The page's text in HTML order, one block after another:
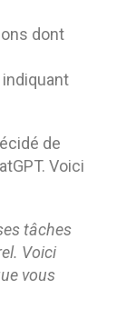
dont
de
Voici
tâches
Voici
vous